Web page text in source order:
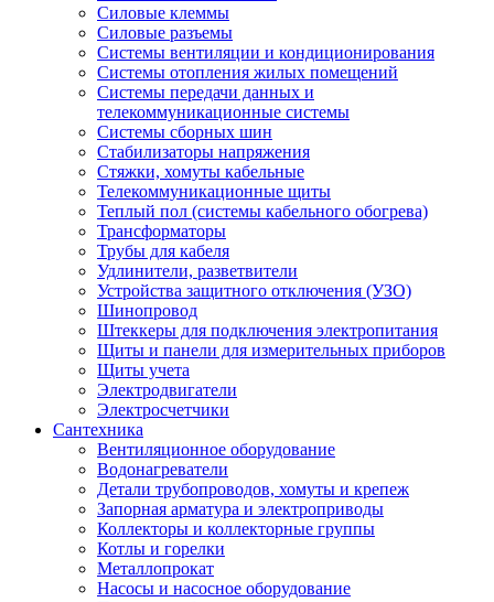
Силовые клеммы
Силовые разъемы
Системы вентиляции и кондиционирования
Системы отопления жилых помещений
Системы передачи данных и
телекоммуникационные системы
Системы сборных шин
Стабилизаторы напряжения
Стяжки, хомуты кабельные
Телекоммуникационные щиты
Теплый пол (системы кабельного обогрева)
Трансформаторы
Трубы для кабеля
Удлинители, разветвители
Устройства защитного отключения (УЗО)
Шинопровод
Штеккеры для подключения электропитания
Щиты и панели для измерительных приборов
Щиты учета
Электродвигатели
Электросчетчики
Сантехника
Вентиляционное оборудование
Водонагреватели
Детали трубопроводов, хомуты и крепеж
Запорная арматура и электроприводы
Коллекторы и коллекторные группы
Котлы и горелки
Металлопрокат
Насосы и насосное оборудование